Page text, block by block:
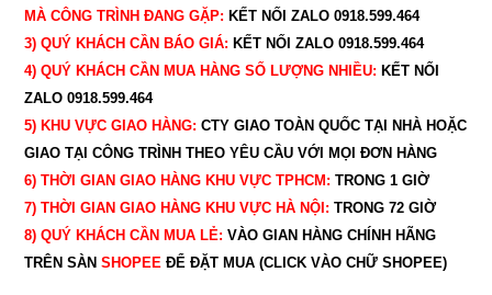
MÀ CÔNG TRÌNH ĐANG GẶP: KẾT NỐI ZALO 0918.599.464
3) QUÝ KHÁCH CẦN BÁO GIÁ: KẾT NỐI ZALO 0918.599.464
4) QUÝ KHÁCH CẦN MUA HÀNG SỐ LƯỢNG NHIỀU: KẾT NỐI
ZALO 0918.599.464
5) KHU VỰC GIAO HÀNG: CTY GIAO TOÀN QUỐC TẠI NHÀ HOẶC
GIAO TẠI CÔNG TRÌNH THEO YÊU CẦU VỚI MỌI ĐƠN HÀNG
6) THỜI GIAN GIAO HÀNG KHU VỰC TPHCM: TRONG 1 GIỜ
7) THỜI GIAN GIAO HÀNG KHU VỰC HÀ NỘI: TRONG 72 GIỜ
8) QUÝ KHÁCH CẦN MUA LẺ: VÀO GIAN HÀNG CHÍNH HÃNG
TRÊN SÀN SHOPEEĐỂ ĐẶT MUA (CLICK VÀO CHỮ SHOPEE)